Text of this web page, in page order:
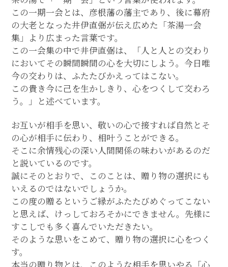
この一期一会とは、彦根藩の藩主であり、後に幕府
の大老となった井伊直弼が伝え広めた「茶湯一会
集」より広まった言葉です。
この一会集の中で井伊直弼は、「人と人との交わり
においてその瞬間瞬間の心を大切にしよう。今日唯
今の交わりは、ふたたびかえってはこない。
この貴き今に己を生かしきり、心をつくして交わろ
う。」と述べています。
お互いが相手を思い、敬いの心で接すれば自然とそ
の心が相手に伝わり、相叶うことができる。
そこに余情残心の深い人間関係の味わいがあるのだ
と説いているのです。
誠にそのとおりで、このことは、贈り物の選択にも
いえるのではないでしょうか。
この度の贈るというご縁がふたたびめぐってこない
と思えば、けっしておろそかにできません。先様に
すこしでも多く喜んでいただきたい。
そのような思いをこめて、贈り物の選択に心をつく
す。